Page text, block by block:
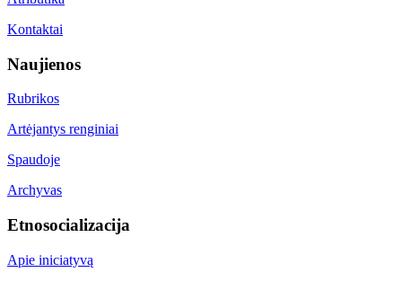
Kontaktai
Naujienos
Rubrikos
Artėjantys renginiai
Spaudoje
Archyvas
Etnosocializacija
Apie iniciatyvą